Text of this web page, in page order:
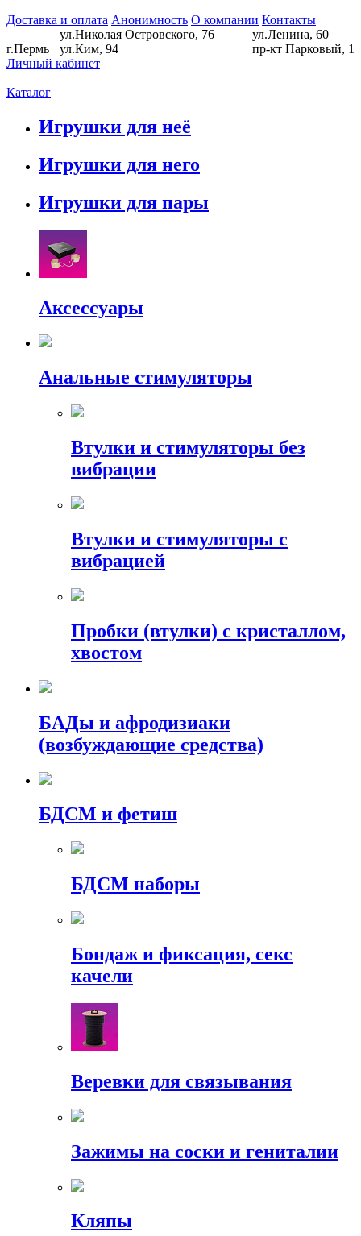
Доставка и оплата Анонимность О компании Контакты
г.Пермь
ул.Николая Островского, 76
ул.Ким, 94
ул.Ленина, 60
пр-кт Парковый, 1
Личный кабинет
Каталог
Игрушки для неё
Игрушки для него
Игрушки для пары
Аксессуары
Анальные стимуляторы
Втулки и стимуляторы без
вибрации
Втулки и стимуляторы с
вибрацией
Пробки (втулки) с кристаллом,
хвостом
БАДы и афродизиаки
(возбуждающие средства)
БДСМ и фетиш
БДСМ наборы
Бондаж и фиксация, секс
качели
Веревки для связывания
Зажимы на соски и гениталии
Кляпы